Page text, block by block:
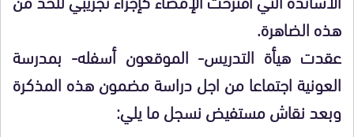
هذه الضاهرة.
عقدت هيأة التدريس- الموقعون أسفله- بمدرسة
العونية اجتماعا من اجل دراسة مضمون هذه المذكرة
وبعد نقاش مستفيض نسجل ما يلي: